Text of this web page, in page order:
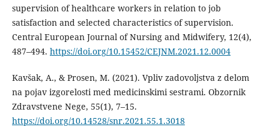
supervision of healthcare workers in relation to job
satisfaction and selected characteristics of supervision.
Central European Journal of Nursing and Midwifery, 12(4),
487–494. https://doi.org/10.15452/CEJNM.2021.12.0004
Kavšak, A., & Prosen, M. (2021). Vpliv zadovoljstva z delom
na pojav izgorelosti med medicinskimi sestrami. Obzornik
Zdravstvene Nege, 55(1), 7–15.
https://doi.org/10.14528/snr.2021.55.1.3018